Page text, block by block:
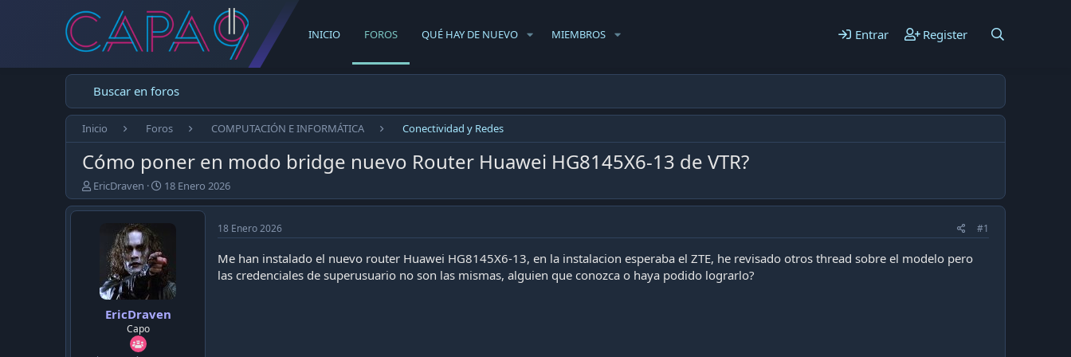
INICIO FOROS QUÉ HAY DE NUEVO MIEMBROS Entrar Register
Buscar en foros
Inicio Foros COMPUTACIÓN E INFORMÁTICA Conectividad y Redes
Cómo poner en modo bridge nuevo Router Huawei HG8145X6-13 de VTR?
E
m
p
EricDraven
F
e
c
h
d
e
p
u
b
18 Enero 2026
EricDraven
Capo
18 Enero 2026 #1
Me han instalado el nuevo router Huawei HG8145X6-13, en la instalacion esperaba el ZTE, he revisado otros thread sobre el modelo pero
las credenciales de superusuario no son las mismas, alguien que conozca o haya podido lograrlo?